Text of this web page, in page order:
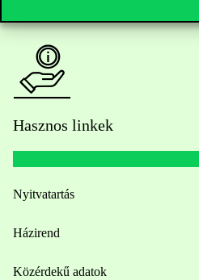
Hasznos linkek
Nyitvatartás
Házirend
Közérdekű adatok